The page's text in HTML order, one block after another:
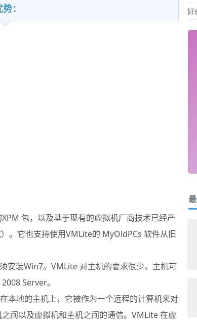
：
包，以及基于现有的虚拟机厂商技术已经产
。它也支持使用VMLite的 MyOldPCs 软件从旧
安装Win7。VMLite 对主机的要求很少。主机可
Server。
本地的主机上，它被作为一个远程的计算机来对
间以及虚拟机和主机之间的通信。VMLite 在虚
好